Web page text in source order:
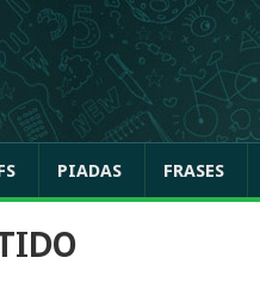
PIADAS FRASES